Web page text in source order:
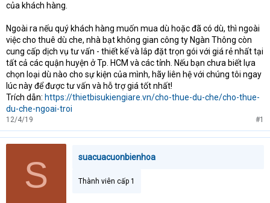
của khách hàng.
Ngoài ra nếu quý khách hàng muốn mua dù hoặc đã có dù, thì ngoài
việc cho thuê dù che, nhà bạt không gian công ty Ngàn Thông còn
cung cấp dịch vụ tư vấn - thiết kế và lắp đặt trọn gói với giá rẻ nhất tại
tất cả các quận huyện ở Tp. HCM và các tỉnh. Nếu bạn chưa biết lựa
chọn loại dù nào cho sự kiện của mình, hãy liên hệ với chúng tôi ngay
lúc này để được tư vấn và hỗ trợ giá tốt nhất!
Trích dẫn: https://thietbisukiengiare.vn/cho-thue-du-che/cho-thue-
du-che-ngoai-troi
12/4/19 #1
S suacuacuonbienhoa
Thành viên cấp 1